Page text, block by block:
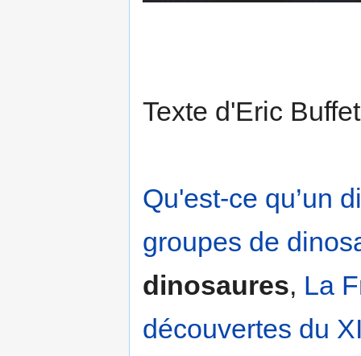
Texte d'Eric
Qu'est-ce qu’un
groupes de
dinosaures, La
découvertes du